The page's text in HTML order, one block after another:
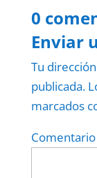
0
Enviar
Tu
publicada.
marcados
Comentario